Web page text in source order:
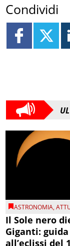
Condividi
ASTRONOMIA,
Il Sole nero
Giganti: guida
all’eclissi del